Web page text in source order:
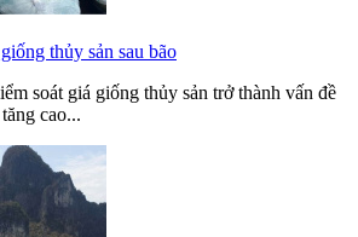
thủy sản sau bão
soát giá giống thủy sản trở thành vấn đề
cao...